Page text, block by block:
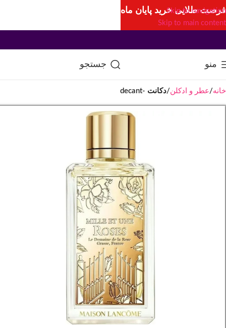
Skip to navigation
Skip to main content
منو جستجو
خانه عطر و ادکلن دکانت -decant
فرصت طلایی خرید پایان ماه